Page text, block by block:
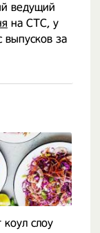
ведущий
на СТС, у
за
коул слоу